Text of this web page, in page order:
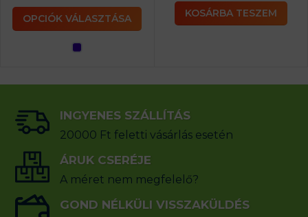
OPCIÓK VÁLASZTÁSA KOSÁRBA TESZEM
INGYENES SZÁLLÍTÁS
20000 Ft feletti vásárlás esetén
ÁRUK CSERÉJE
A méret nem megfelelő?
GOND NÉLKÜLI VISSZAKÜLDÉS